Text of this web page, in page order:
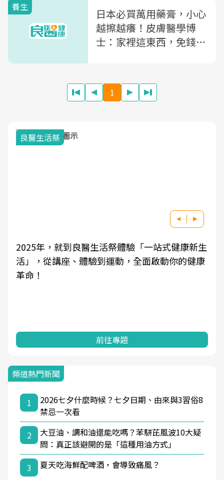
養生
日本必買萬用藥膏，小心
越擦越癢！皮膚醫學博
士：家裡這東西，免錢就
1
良醫生活祭
2025年，就到良醫生活祭體驗「一站式健康新生
活」，從講座、體驗到運動，全面啟動你的健康
革命！
前往專題
頻道熱門新聞
1
2026七夕什麼時候？七夕日期、由來與3習俗8
禁忌一次看
2
大豆油、調和油還能吃嗎？苯駢芘風波10大疑
問：真正該避開的是「這種用油方式」
3
夏天吃海鮮配啤酒，會導致痛風？